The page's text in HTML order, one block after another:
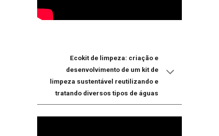
Ecokit de limpeza: criação e
desenvolvimento de um kit de
limpeza sustentável reutilizando e
tratando diversos tipos de águas